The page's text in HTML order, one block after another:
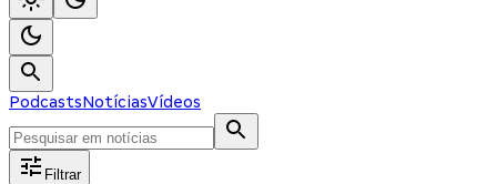
PodcastsNotíciasVídeos
Filtrar